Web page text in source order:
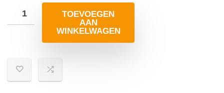
TOEVOEGEN
AAN
WINKELWAGEN